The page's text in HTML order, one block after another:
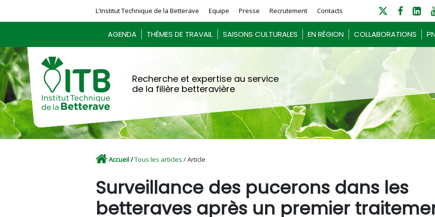
L'Institut Technique de la Betterave Equipe Presse Recrutement Contacts
AGENDA THÈMES DE TRAVAIL SAISONS CULTURALES EN RÉGION COLLABORATIONS
Recherche et expertise au service
de la filière betteravière
Accueil/Tous les articles / Article
Surveillance des pucerons dans les
betteraves après un premier